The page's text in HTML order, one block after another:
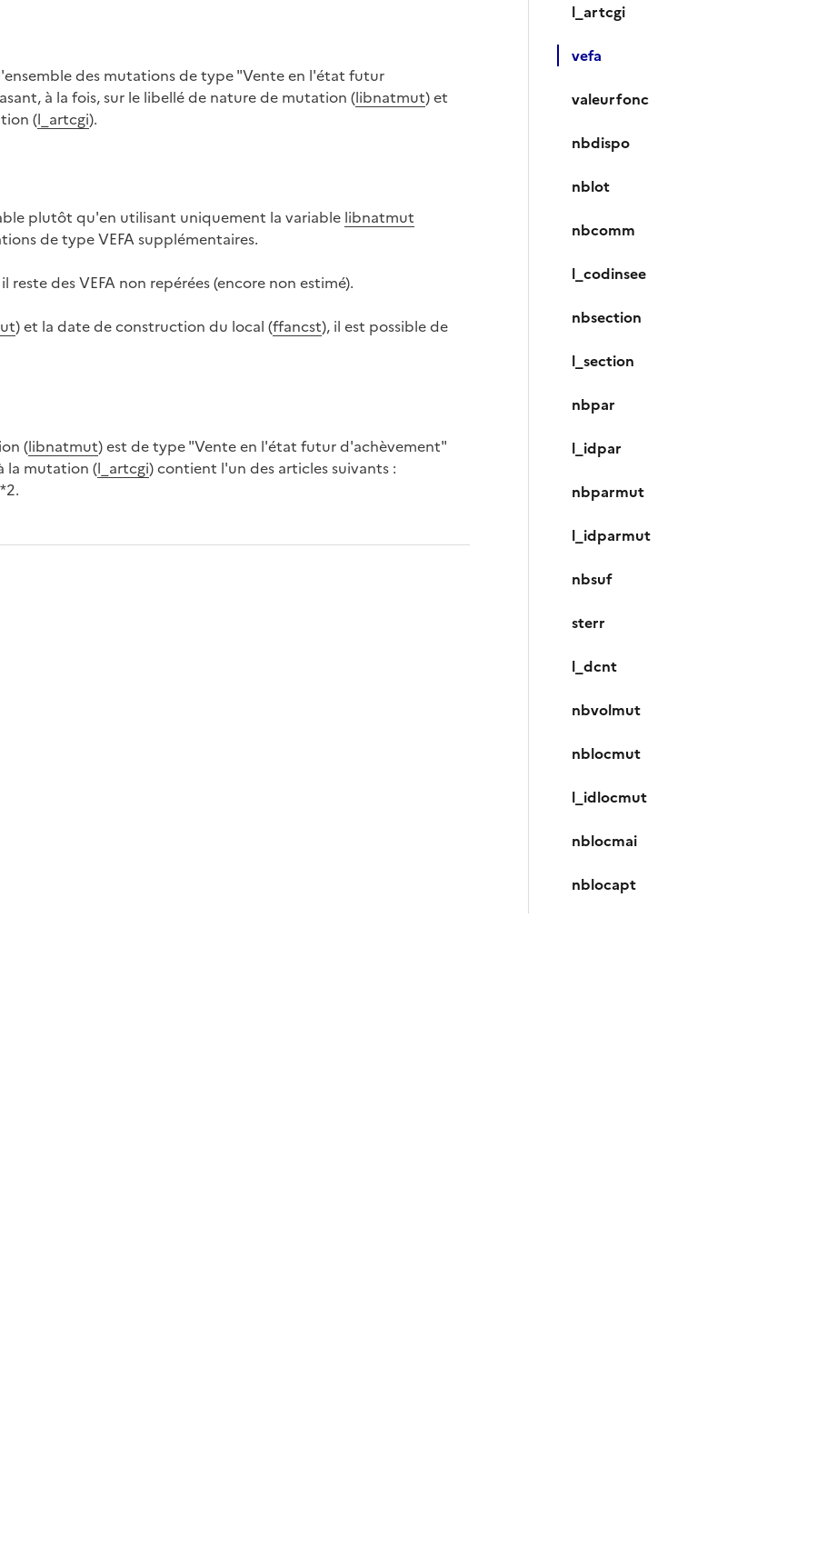
des mutations de type "Vente en l'état futur
à la fois, sur le libellé de nature de mutation (libnatmut) et
(l_artcgi).
plutôt qu'en utilisant uniquement la variable libnatmut
de type VEFA supplémentaires.
des VEFA non repérées (encore non estimé).
) et la date de construction du local (ffancst), il est possible de
(libnatmut) est de type "Vente en l'état futur d'achèvement"
la mutation (l_artcgi) contient l'un des articles suivants :
l_artcgi
vefa
valeurfonc
nbdispo
nblot
nbcomm
l_codinsee
nbsection
l_section
nbpar
l_idpar
nbparmut
l_idparmut
nbsuf
sterr
l_dcnt
nbvolmut
nblocmut
l_idlocmut
nblocmai
nblocapt